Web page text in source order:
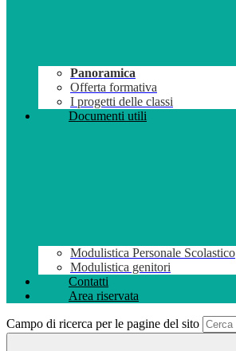
Panoramica
Offerta formativa
I progetti delle classi
Documenti utili
Modulistica Personale Scolastico
Modulistica genitori
Contatti
Area riservata
Campo di ricerca per le pagine del sito